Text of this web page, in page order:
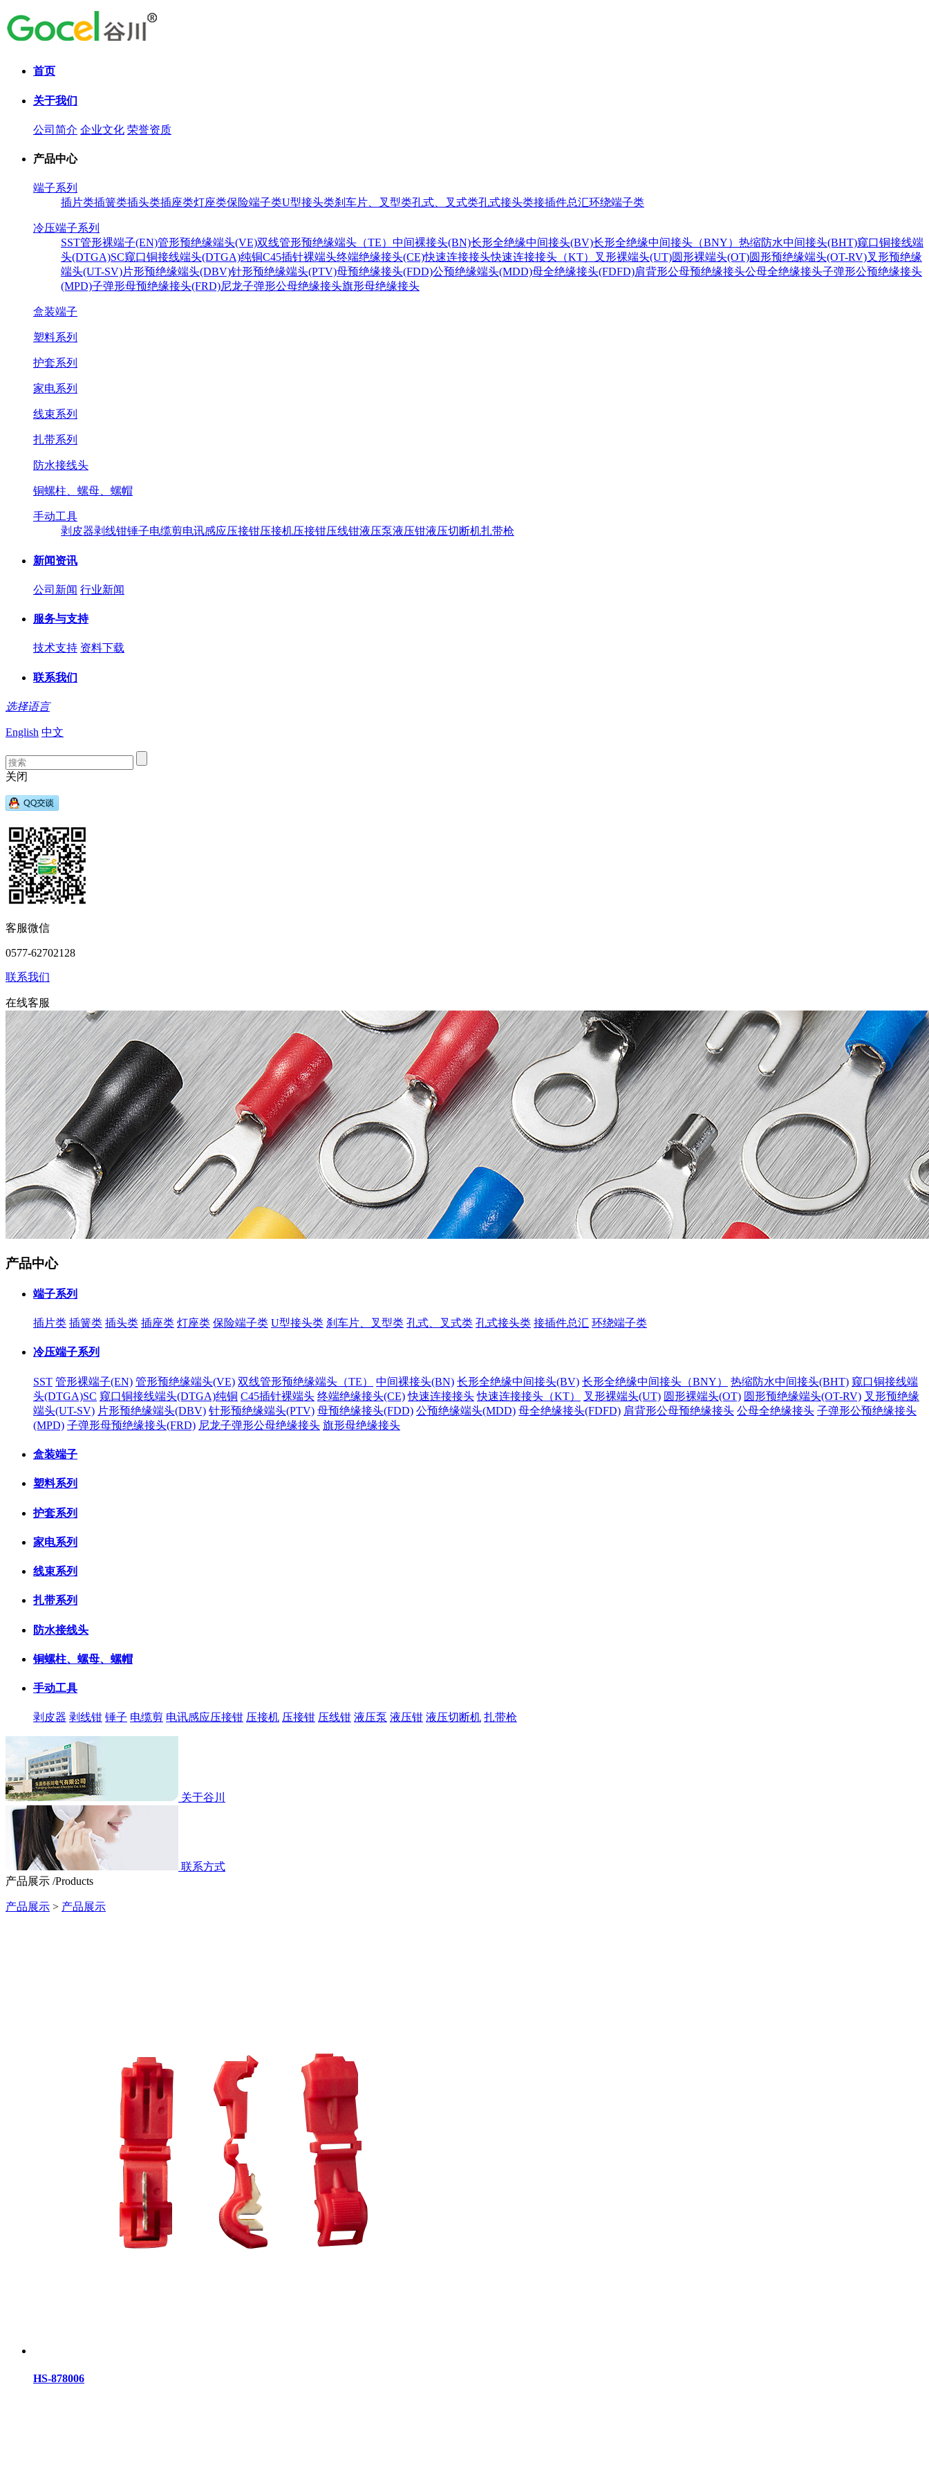
首页
关于我们
公司简介 企业文化 荣誉资质
产品中心
端子系列
插片类插簧类插头类插座类灯座类保险端子类U型接头类刹车片、叉型类孔式、叉式类孔式接头类接插件总汇环绕端子类
冷压端子系列
SST管形裸端子(EN)管形预绝缘端头(VE)双线管形预绝缘端头（TE） 中间裸接头(BN)长形全绝缘中间接头(BV)长形全绝缘中间接头（BNY） 热缩防水中间接头(BHT)窥口铜接线端
头(DTGA)SC窥口铜接线端头(DTGA)纯铜C45插针裸端头终端绝缘接头(CE)快速连接接头快速连接接头（KT） 叉形裸端头(UT)圆形裸端头(OT)圆形预绝缘端头(OT-RV)叉形预绝缘
端头(UT-SV)片形预绝缘端头(DBV)针形预绝缘端头(PTV)母预绝缘接头(FDD)公预绝缘端头(MDD)母全绝缘接头(FDFD)肩背形公母预绝缘接头公母全绝缘接头子弹形公预绝缘接头
(MPD)子弹形母预绝缘接头(FRD)尼龙子弹形公母绝缘接头旗形母绝缘接头
盒装端子
塑料系列
护套系列
家电系列
线束系列
扎带系列
防水接线头
铜螺柱、螺母、螺帽
手动工具
剥皮器剥线钳锤子电缆剪电讯感应压接钳压接机压接钳压线钳液压泵液压钳液压切断机扎带枪
新闻资讯
公司新闻 行业新闻
服务与支持
技术支持 资料下载
联系我们
选择语言
English 中文
关闭
客服微信
0577-62702128
联系我们
在线客服
产品中心
端子系列
插片类 插簧类 插头类 插座类 灯座类 保险端子类 U型接头类 刹车片、叉型类 孔式、叉式类 孔式接头类 接插件总汇 环绕端子类
冷压端子系列
SST 管形裸端子(EN) 管形预绝缘端头(VE) 双线管形预绝缘端头（TE） 中间裸接头(BN) 长形全绝缘中间接头(BV) 长形全绝缘中间接头（BNY） 热缩防水中间接头(BHT) 窥口铜接线端
头(DTGA)SC 窥口铜接线端头(DTGA)纯铜 C45插针裸端头 终端绝缘接头(CE) 快速连接接头 快速连接接头（KT） 叉形裸端头(UT) 圆形裸端头(OT) 圆形预绝缘端头(OT-RV) 叉形预绝缘
端头(UT-SV) 片形预绝缘端头(DBV) 针形预绝缘端头(PTV) 母预绝缘接头(FDD) 公预绝缘端头(MDD) 母全绝缘接头(FDFD) 肩背形公母预绝缘接头 公母全绝缘接头 子弹形公预绝缘接头
(MPD) 子弹形母预绝缘接头(FRD) 尼龙子弹形公母绝缘接头 旗形母绝缘接头
盒装端子
塑料系列
护套系列
家电系列
线束系列
扎带系列
防水接线头
铜螺柱、螺母、螺帽
手动工具
剥皮器 剥线钳 锤子 电缆剪 电讯感应压接钳 压接机 压接钳 压线钳 液压泵 液压钳 液压切断机 扎带枪
关于谷川
联系方式
产品展示 /Products
产品展示 > 产品展示
HS-878006